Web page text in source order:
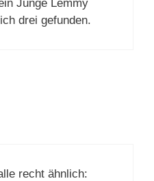
Junge Lemmy
drei gefunden.
recht ähnlich: